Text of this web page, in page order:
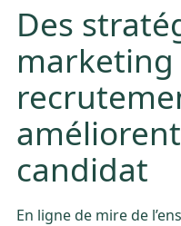
Des
marketing
candidat
En ligne de mire de